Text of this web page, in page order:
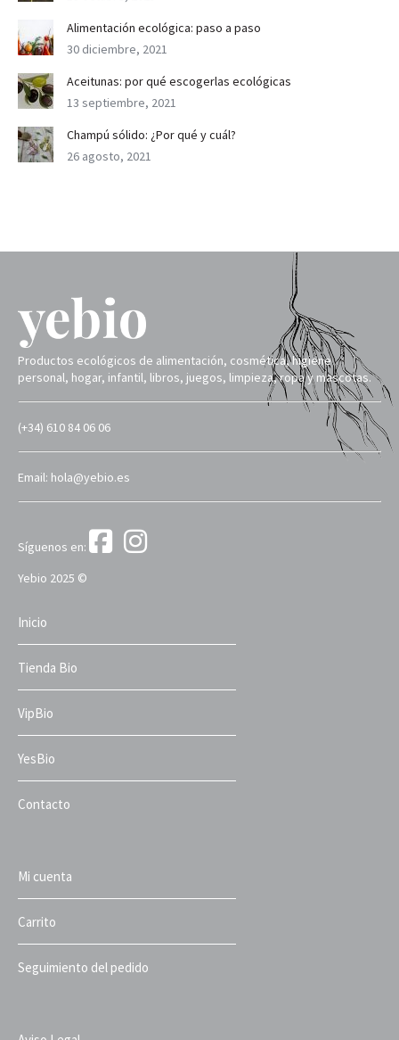
Alimentación ecológica: paso a paso
30 diciembre, 2021
Aceitunas: por qué escogerlas ecológicas
13 septiembre, 2021
Champú sólido: ¿Por qué y cuál?
26 agosto, 2021
Productos ecológicos de alimentación, cosmética, higiene
personal, hogar, infantil, libros, juegos, limpieza, ropa y mascotas.
(+34) 610 84 06 06
Email: hola@yebio.es
Síguenos en:
Yebio 2025 ©
Inicio
Tienda Bio
VipBio
YesBio
Contacto
Mi cuenta
Carrito
Seguimiento del pedido